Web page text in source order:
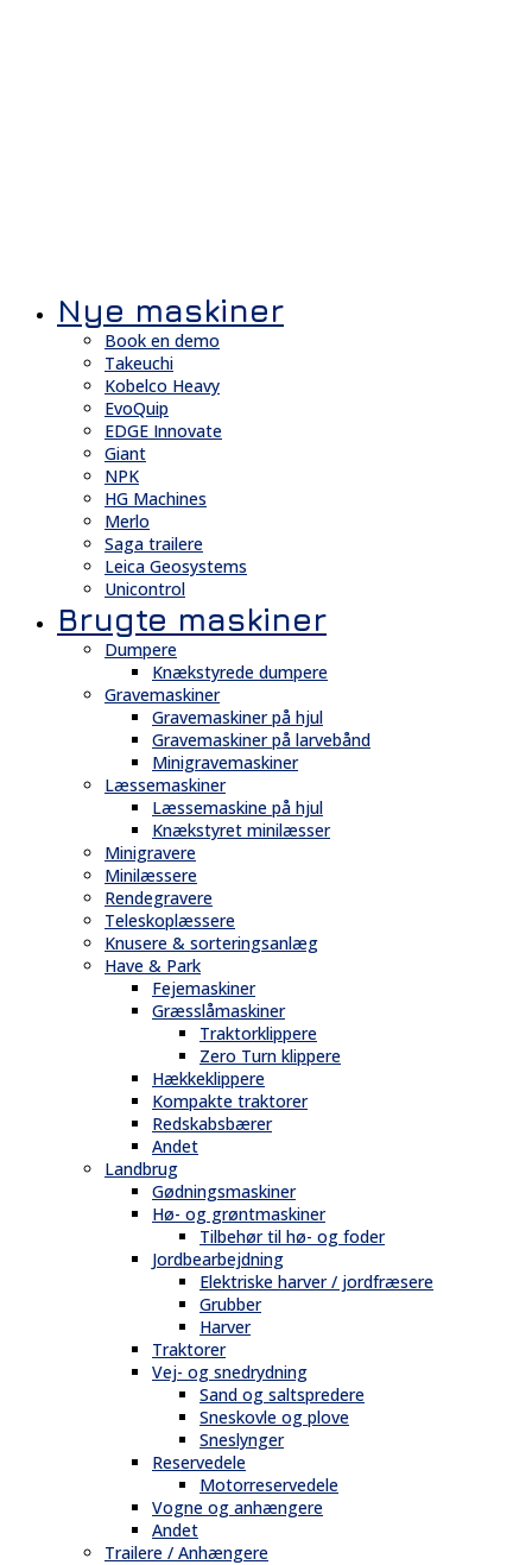
Nye maskiner
Book en demo
Takeuchi
Kobelco Heavy
EvoQuip
EDGE Innovate
Giant
NPK
HG Machines
Merlo
Saga trailere
Leica Geosystems
Unicontrol
Brugte maskiner
Dumpere
Knækstyrede dumpere
Gravemaskiner
Gravemaskiner på hjul
Gravemaskiner på larvebånd
Minigravemaskiner
Læssemaskiner
Læssemaskine på hjul
Knækstyret minilæsser
Minigravere
Minilæssere
Rendegravere
Teleskoplæssere
Knusere & sorteringsanlæg
Have & Park
Fejemaskiner
Græsslåmaskiner
Traktorklippere
Zero Turn klippere
Hækkeklippere
Kompakte traktorer
Redskabsbærer
Andet
Landbrug
Gødningsmaskiner
Hø- og grøntmaskiner
Tilbehør til hø- og foder
Jordbearbejdning
Elektriske harver / jordfræsere
Grubber
Harver
Traktorer
Vej- og snedrydning
Sand og saltspredere
Sneskovle og plove
Sneslynger
Reservedele
Motorreservedele
Vogne og anhængere
Andet
Trailere / Anhængere